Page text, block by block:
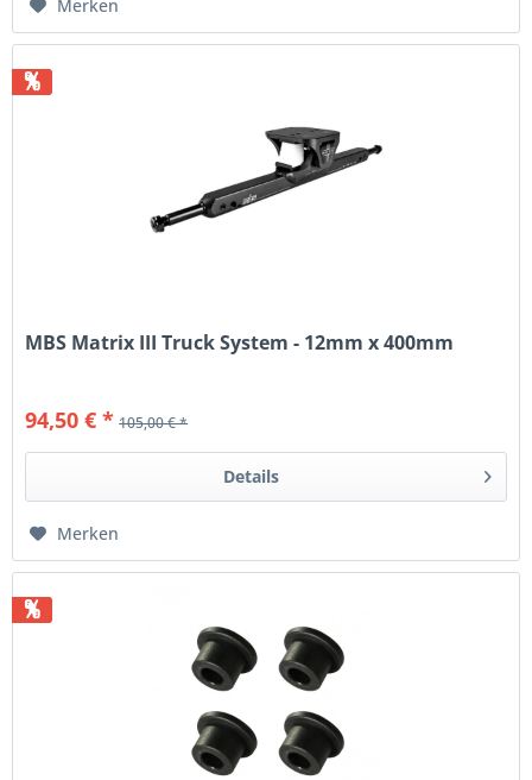
Merken
%
MBS Matrix III Truck System - 12mm x 400mm
94,50 € * 105,00 € *
Details
Merken
%